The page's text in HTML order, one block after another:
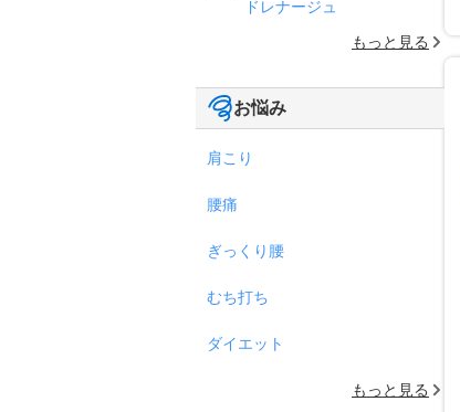
ドレナージュ
もっと見る
お悩み
肩こり
腰痛
ぎっくり腰
むち打ち
ダイエット
もっと見る